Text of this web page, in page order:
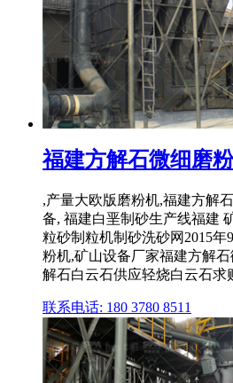
福建方解石微细磨
,产量大欧版磨粉机,福建方解
备, 福建白垩制砂生产线福建
粒砂制粒机制砂洗砂网2015年
粉机,矿山设备厂家福建方解
解石白云石供应轻烧白云石求
联系电话: 180 3780 8511